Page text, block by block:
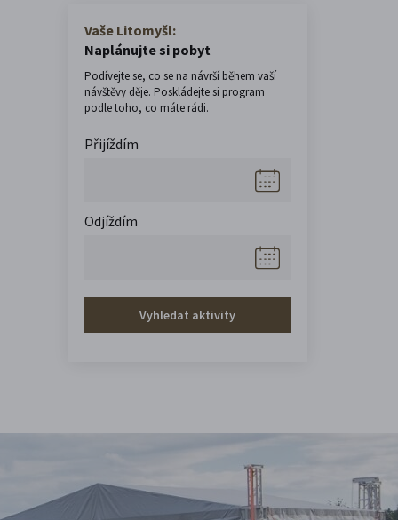
Vaše Litomyšl:
Naplánujte si pobyt
Podívejte se, co se na návrší během vaší
návštěvy děje. Poskládejte si program
podle toho, co máte rádi.
Přijíždím
Odjíždím
Vyhledat aktivity